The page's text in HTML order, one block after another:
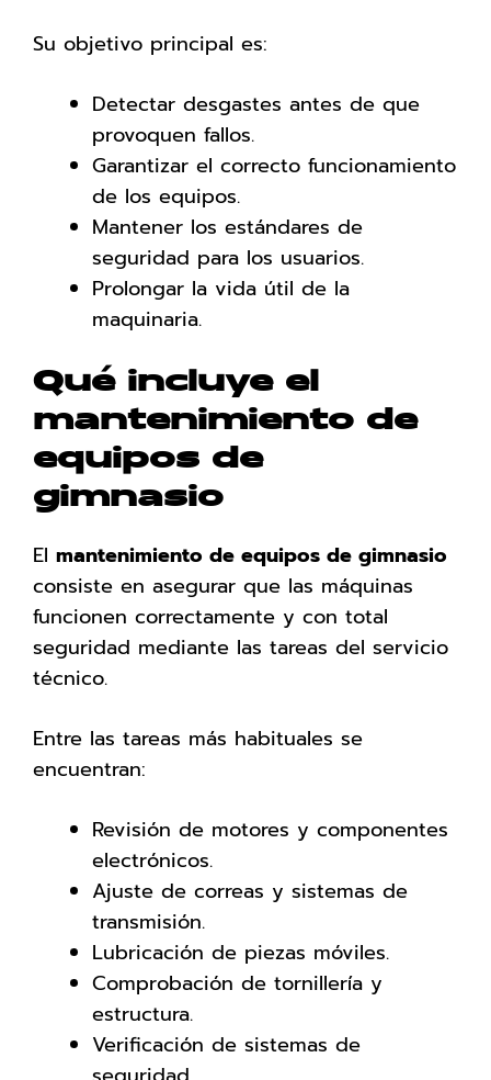
Su objetivo principal es:
Detectar desgastes antes de que
provoquen fallos.
Garantizar el correcto funcionamiento
de los equipos.
Mantener los estándares de
seguridad para los usuarios.
Prolongar la vida útil de la
maquinaria.
Qué incluye el
mantenimiento de
equipos de
gimnasio
El mantenimiento de equipos de gimnasio
consiste en asegurar que las máquinas
funcionen correctamente y con total
seguridad mediante las tareas del servicio
técnico.
Entre las tareas más habituales se
encuentran:
Revisión de motores y componentes
electrónicos.
Ajuste de correas y sistemas de
transmisión.
Lubricación de piezas móviles.
Comprobación de tornillería y
estructura.
Verificación de sistemas de